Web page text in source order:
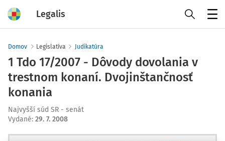
Legalis
Domov Legislatíva Judikatúra
1 Tdo 17/2007 - Dôvody dovolania v
trestnom konaní. Dvojinštančnosť
konania
Najvyšší súd SR - senát
Vydané: 29. 7. 2008